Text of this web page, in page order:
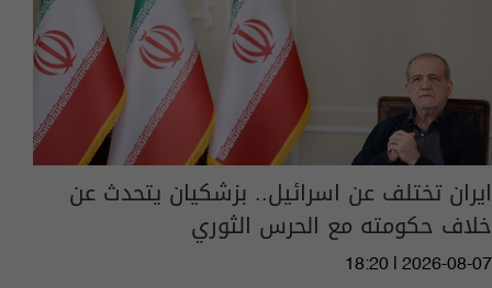
ايران تختلف عن اسرائيل.. بزشكيان يتحدث عن
خلاف حكومته مع الحرس الثوري
18:20 | 2026-08-07